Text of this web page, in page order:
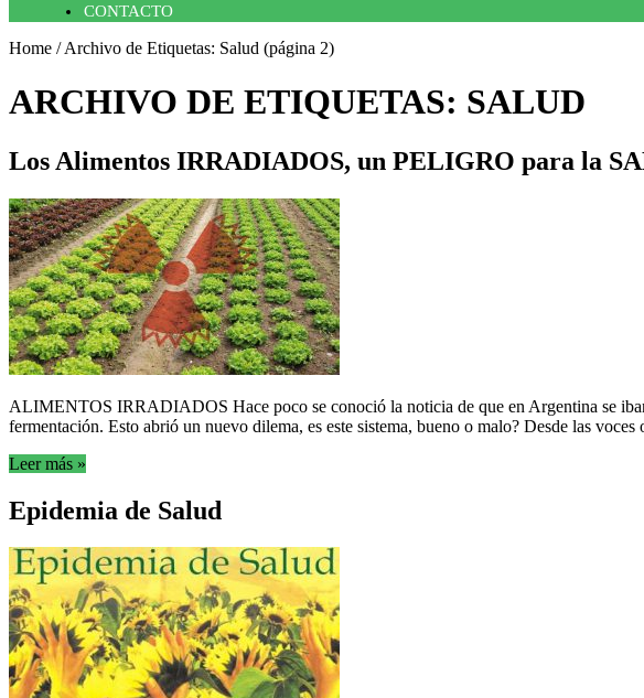
CONTACTO
Home /Archivo de Etiquetas: Salud (página 2)
ARCHIVO DE ETIQUETAS: SALUD
Los Alimentos IRRADIADOS, un PELIGRO para la
ALIMENTOS IRRADIADOS Hace poco se conoció la noticia de que en Argentina se
fermentación. Esto abrió un nuevo dilema, es este sistema, bueno o malo? Desde las
Leer más »
Epidemia de Salud